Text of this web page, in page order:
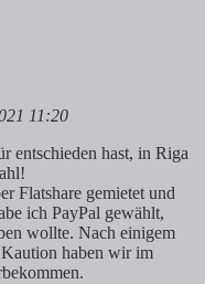
11:20
entschieden hast, in Riga
Flatshare gemietet und
ich PayPal gewählt,
wollte. Nach einigem
haben wir im